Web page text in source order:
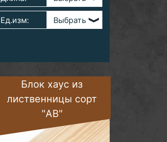
Ед.изм:
Блок хаус из
лиственницы сорт
"AB"